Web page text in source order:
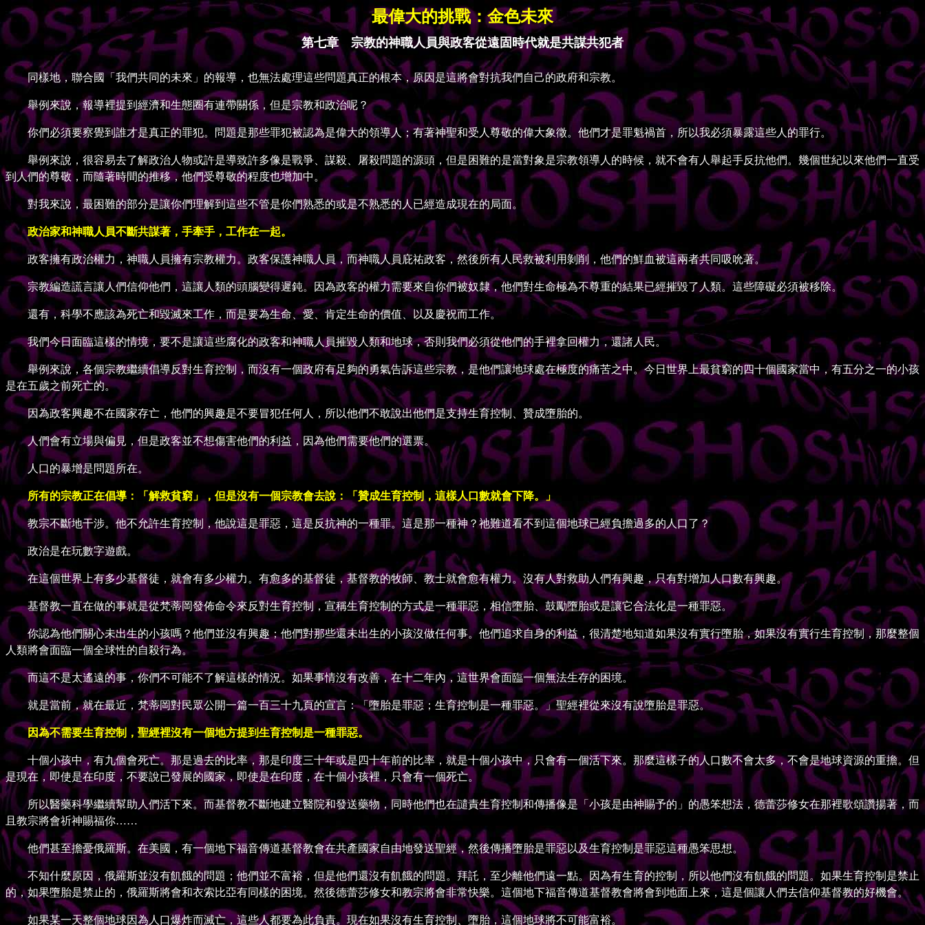
最偉大的挑戰：金色未來
第七章 宗教的神職人員與政客從遠固時代就是共謀共犯者
同樣地，聯合國「我們共同的未來」的報導，也無法處理這些問題真正的根本，原因是這將會對抗我們自己的政府和宗教。
舉例來說，報導裡提到經濟和生態圈有連帶關係，但是宗教和政治呢？
你們必須要察覺到誰才是真正的罪犯。問題是那些罪犯被認為是偉大的領導人；有著神聖和受人尊敬的偉大象徵。他們才是罪魁禍首，所以我必須暴露這些人的罪行。
舉例來說，很容易去了解政治人物或許是導致許多像是戰爭、謀殺、屠殺問題的源頭，但是困難的是當對象是宗教領導人的時候，就不會有人舉起手反抗他們。幾個世紀以來他們一直受
到人們的尊敬，而隨著時間的推移，他們受尊敬的程度也增加中。
對我來說，最困難的部分是讓你們理解到這些不管是你們熟悉的或是不熟悉的人已經造成現在的局面。
政治家和神職人員不斷共謀著，手牽手，工作在一起。
政客擁有政治權力，神職人員擁有宗教權力。政客保護神職人員，而神職人員庇祐政客，然後所有人民救被利用剝削，他們的鮮血被這兩者共同吸吮著。
宗教編造謊言讓人們信仰他們，這讓人類的頭腦變得遲鈍。因為政客的權力需要來自你們被奴隸，他們對生命極為不尊重的結果已經摧毀了人類。這些障礙必須被移除。
還有，科學不應該為死亡和毀滅來工作，而是要為生命、愛、肯定生命的價值、以及慶祝而工作。
我們今日面臨這樣的情境，要不是讓這些腐化的政客和神職人員摧毀人類和地球，否則我們必須從他們的手裡拿回權力，還諸人民。
舉例來說，各個宗教繼續倡導反對生育控制，而沒有一個政府有足夠的勇氣告訴這些宗教，是他們讓地球處在極度的痛苦之中。今日世界上最貧窮的四十個國家當中，有五分之一的小孩
是在五歲之前死亡的。
因為政客興趣不在國家存亡，他們的興趣是不要冒犯任何人，所以他們不敢說出他們是支持生育控制、贊成墮胎的。
人們會有立場與偏見，但是政客並不想傷害他們的利益，因為他們需要他們的選票。
人口的暴增是問題所在。
所有的宗教正在倡導：「解救貧窮」，但是沒有一個宗教會去說：「贊成生育控制，這樣人口數就會下降。」
教宗不斷地干涉。他不允許生育控制，他說這是罪惡，這是反抗神的一種罪。這是那一種神？祂難道看不到這個地球已經負擔過多的人口了？
政治是在玩數字遊戲。
在這個世界上有多少基督徒，就會有多少權力。有愈多的基督徒，基督教的牧師、教士就會愈有權力。沒有人對救助人們有興趣，只有對增加人口數有興趣。
基督教一直在做的事就是從梵蒂岡發佈命令來反對生育控制，宣稱生育控制的方式是一種罪惡，相信墮胎、鼓勵墮胎或是讓它合法化是一種罪惡。
你認為他們關心未出生的小孩嗎？他們並沒有興趣；他們對那些還未出生的小孩沒做任何事。他們追求自身的利益，很清楚地知道如果沒有實行墮胎，如果沒有實行生育控制，那麼整個
人類將會面臨一個全球性的自殺行為。
而這不是太遙遠的事，你們不可能不了解這樣的情況。如果事情沒有改善，在十二年內，這世界會面臨一個無法生存的困境。
就是當前，就在最近，梵蒂岡對民眾公開一篇一百三十九頁的宣言：「墮胎是罪惡；生育控制是一種罪惡。」聖經裡從來沒有說墮胎是罪惡。
因為不需要生育控制，聖經裡沒有一個地方提到生育控制是一種罪惡。
十個小孩中，有九個會死亡。那是過去的比率，那是印度三十年或是四十年前的比率，就是十個小孩中，只會有一個活下來。那麼這樣子的人口數不會太多，不會是地球資源的重擔。但
是現在，即使是在印度，不要說已發展的國家，即使是在印度，在十個小孩裡，只會有一個死亡。
所以醫藥科學繼續幫助人們活下來。而基督教不斷地建立醫院和發送藥物，同時他們也在譴責生育控制和傳播像是「小孩是由神賜予的」的愚笨想法，德蕾莎修女在那裡歌頌讚揚著，而
且教宗將會祈神賜福你……
他們甚至擔憂俄羅斯。在美國，有一個地下福音傳道基督教會在共產國家自由地發送聖經，然後傳播墮胎是罪惡以及生育控制是罪惡這種愚笨思想。
不知什麼原因，俄羅斯並沒有飢餓的問題；他們並不富裕，但是他們還沒有飢餓的問題。拜託，至少離他們遠一點。因為有生育的控制，所以他們沒有飢餓的問題。如果生育控制是禁止
的，如果墮胎是禁止的，俄羅斯將會和衣索比亞有同樣的困境。然後德蕾莎修女和教宗將會非常快樂。這個地下福音傳道基督教會將會到地面上來，這是個讓人們去信仰基督教的好機會。
如果某一天整個地球因為人口爆炸而滅亡，這些人都要為此負責。現在如果沒有生育控制、墮胎，這個地球將不可能富裕。